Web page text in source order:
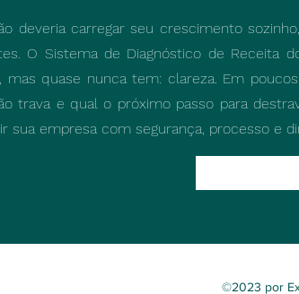
deveria carregar seu crescimento
O Sistema de Diagnóstico de Receita
mas quase nunca tem: clareza. Em
trava e qual o próximo passo para
sua empresa com segurança, processo e
©2023 por